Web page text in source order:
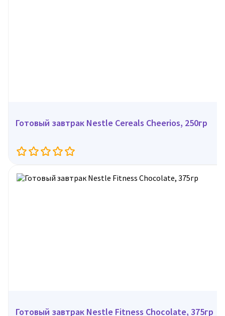
Готовый завтрак Nestle Cereals Cheerios, 250гр
Готовый завтрак Nestle Fitness Chocolate, 375гр